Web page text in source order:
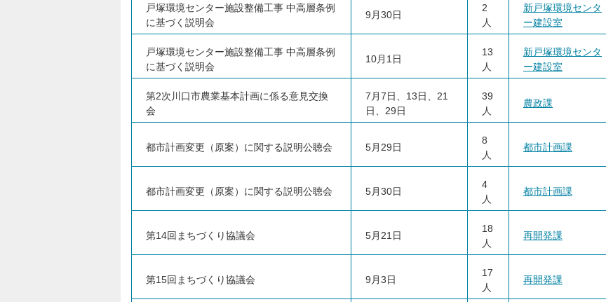
戸塚環境センター施設整備工事 中高層条例
に基づく説明会
9月30日
2
人
新戸塚環境センタ
ー建設室
戸塚環境センター施設整備工事 中高層条例
に基づく説明会
10月1日
13
人
新戸塚環境センタ
ー建設室
第2次川口市農業基本計画に係る意見交換
会
7月7日、13日、21
日、29日
39
人
農政課
都市計画変更（原案）に関する説明公聴会 5月29日
8
人
都市計画課
都市計画変更（原案）に関する説明公聴会 5月30日
4
人
都市計画課
第14回まちづくり協議会 5月21日
18
人
再開発課
第15回まちづくり協議会 9月3日
17
人
再開発課